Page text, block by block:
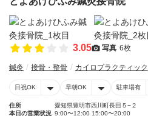
3.05 写真 6枚
鍼灸 接骨・整骨 カイロプラクティック
日祝OK 早朝OK 駐車場有
住所
愛知県豊明市西川町長田５−２
本日の営業状況 9:00〜12:00 15:00〜20:00